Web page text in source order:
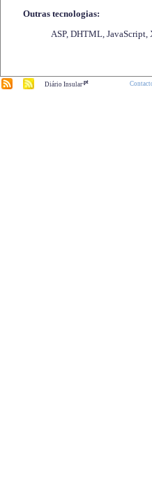
Outras tecnologias:
ASP, DHTML, JavaScript,
Diário Insular.pt